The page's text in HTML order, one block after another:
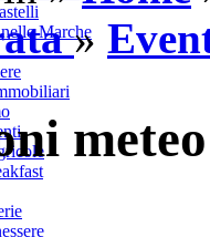
Marche
»